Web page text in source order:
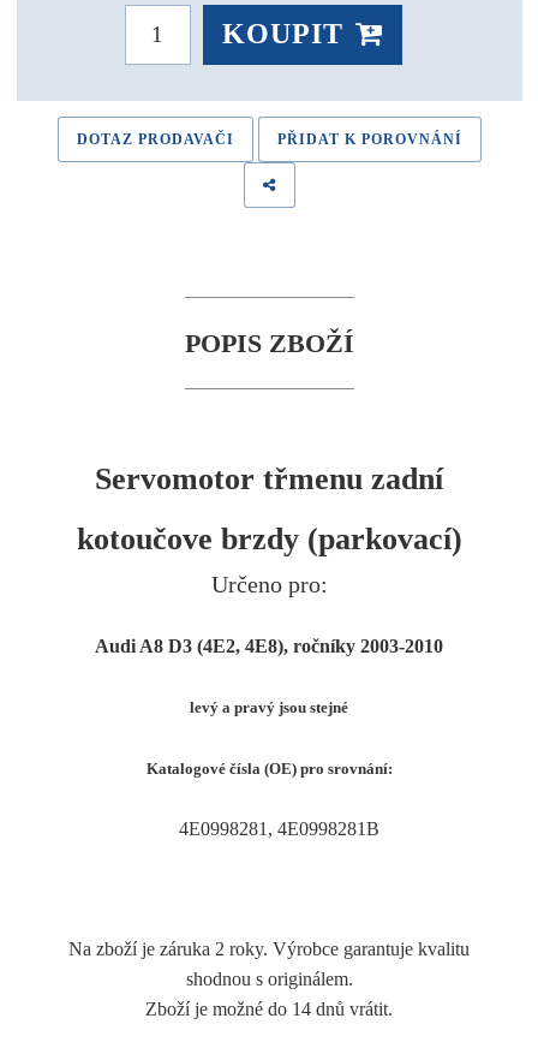
KOUPIT
DOTAZ PRODAVAČI PŘIDAT K POROVNÁNÍ
POPIS ZBOŽÍ
Servomotor třmenu zadní
kotoučove brzdy (parkovací)
Určeno pro:
Audi A8 D3 (4E2, 4E8), ročníky 2003-2010
levý a pravý jsou stejné
Katalogové čísla (OE) pro srovnání:
4E0998281, 4E0998281B
Na zboží je záruka 2 roky. Výrobce garantuje kvalitu
shodnou s originálem.
Zboží je možné do 14 dnů vrátit.